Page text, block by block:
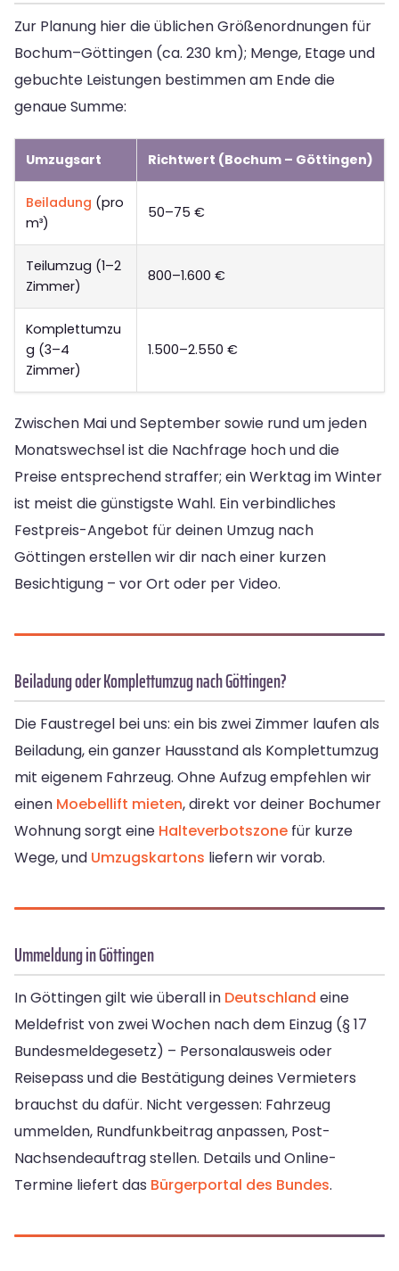
Zur Planung hier die üblichen Größenordnungen für
Bochum–Göttingen (ca. 230 km); Menge, Etage und
gebuchte Leistungen bestimmen am Ende die
genaue Summe:
Umzugsart Richtwert (Bochum – Göttingen)
Beiladung (pro
m³)
50–75 €
Teilumzug (1–2
Zimmer)
800–1.600 €
Komplettumzu
g (3–4
Zimmer)
1.500–2.550 €
Zwischen Mai und September sowie rund um jeden
Monatswechsel ist die Nachfrage hoch und die
Preise entsprechend straffer; ein Werktag im Winter
ist meist die günstigste Wahl. Ein verbindliches
Festpreis-Angebot für deinen Umzug nach
Göttingen erstellen wir dir nach einer kurzen
Besichtigung – vor Ort oder per Video.
Beiladung oder Komplettumzug nach Göttingen?
Die Faustregel bei uns: ein bis zwei Zimmer laufen als
Beiladung, ein ganzer Hausstand als Komplettumzug
mit eigenem Fahrzeug. Ohne Aufzug empfehlen wir
einen Moebellift mieten, direkt vor deiner Bochumer
Wohnung sorgt eine Halteverbotszone für kurze
Wege, und Umzugskartons liefern wir vorab.
Ummeldung in Göttingen
In Göttingen gilt wie überall in Deutschland eine
Meldefrist von zwei Wochen nach dem Einzug (§ 17
Bundesmeldegesetz) – Personalausweis oder
Reisepass und die Bestätigung deines Vermieters
brauchst du dafür. Nicht vergessen: Fahrzeug
ummelden, Rundfunkbeitrag anpassen, Post-
Nachsendeauftrag stellen. Details und Online-
Termine liefert das Bürgerportal des Bundes.